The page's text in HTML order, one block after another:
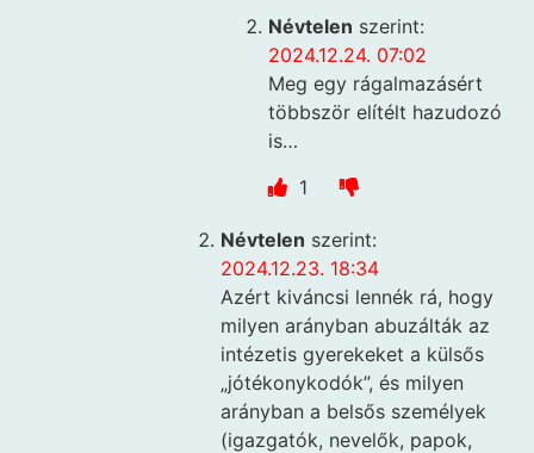
Névtelen szerint:
2024.12.24. 07:02
Meg egy rágalmazásért
többször elítélt hazudozó
is…
1
Névtelen szerint:
2024.12.23. 18:34
Azért kiváncsi lennék rá, hogy
milyen arányban abuzálták az
intézetis gyerekeket a külsős
„jótékonykodók”, és milyen
arányban a belsős személyek
(igazgatók, nevelők, papok,